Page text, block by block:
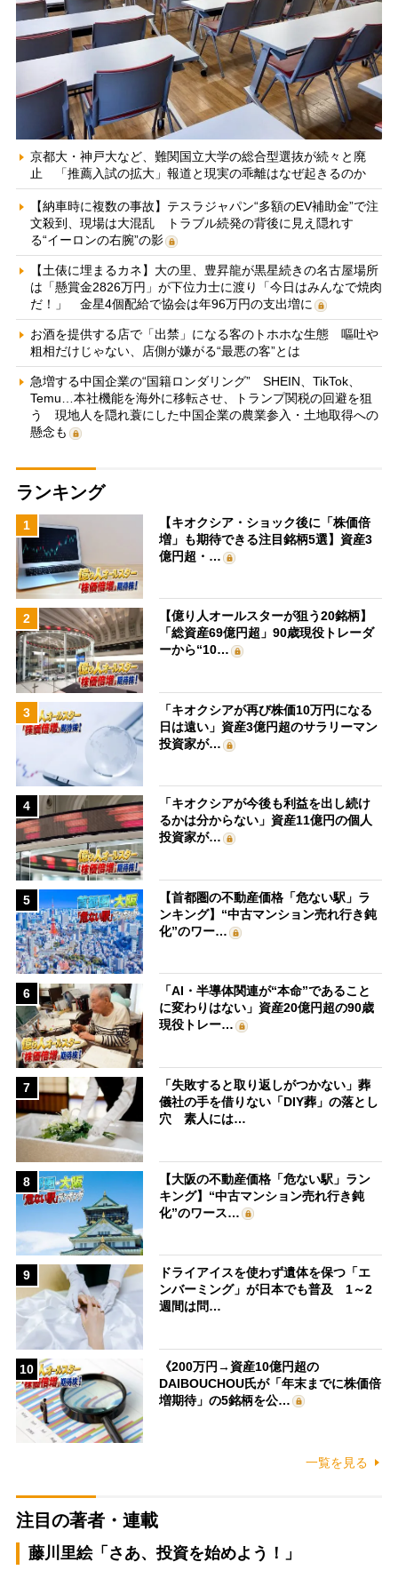
京都大・神戸大など、難関国立大学の総合型選抜が続々と廃
止 「推薦入試の拡大」報道と現実の乖離はなぜ起きるのか
【納車時に複数の事故】テスラジャパン“多額のEV補助金”で注
文殺到、現場は大混乱 トラブル続発の背後に見え隠れす
る“イーロンの右腕”の影
【土俵に埋まるカネ】大の里、豊昇龍が黒星続きの名古屋場所
は「懸賞金2826万円」が下位力士に渡り「今日はみんなで焼肉
だ！」 金星4個配給で協会は年96万円の支出増に
お酒を提供する店で「出禁」になる客のトホホな生態 嘔吐や
粗相だけじゃない、店側が嫌がる“最悪の客”とは
急増する中国企業の“国籍ロンダリング” SHEIN、TikTok、
Temu…本社機能を海外に移転させ、トランプ関税の回避を狙
う 現地人を隠れ蓑にした中国企業の農業参入・土地取得への
懸念も
ランキング
1
【キオクシア・ショック後に「株価倍
増」も期待できる注目銘柄5選】資産3
億円超・…
2
【億り人オールスターが狙う20銘柄】
「総資産69億円超」90歳現役トレーダ
ーから“10…
3
「キオクシアが再び株価10万円になる
日は遠い」資産3億円超のサラリーマン
投資家が…
4
「キオクシアが今後も利益を出し続け
るかは分からない」資産11億円の個人
投資家が…
5
【首都圏の不動産価格「危ない駅」ラ
ンキング】“中古マンション売れ行き鈍
化”のワー…
6
「AI・半導体関連が“本命”であること
に変わりはない」資産20億円超の90歳
現役トレー…
7
「失敗すると取り返しがつかない」葬
儀社の手を借りない「DIY葬」の落とし
穴 素人には…
8
【大阪の不動産価格「危ない駅」ラン
キング】“中古マンション売れ行き鈍
化”のワース…
9
ドライアイスを使わず遺体を保つ「エ
ンバーミング」が日本でも普及 1～2
週間は問…
10
《200万円→資産10億円超の
DAIBOUCHOU氏が「年末までに株価倍
増期待」の5銘柄を公…
一覧を見る
注目の著者・連載
藤川里絵「さあ、投資を始めよう！」